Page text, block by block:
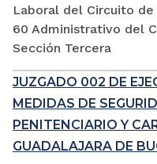
Laboral del Circuito
60 Administrativo del
Sección Tercera
JUZGADO 002 DE
MEDIDAS DE
PENITENCIARIO Y
GUADALAJARA DE